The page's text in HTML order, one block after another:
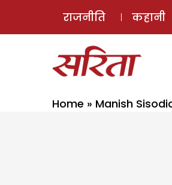
राजनीति कहानी
Home » Manish